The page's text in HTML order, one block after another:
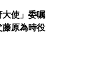
大使」委嘱
藤原為時役